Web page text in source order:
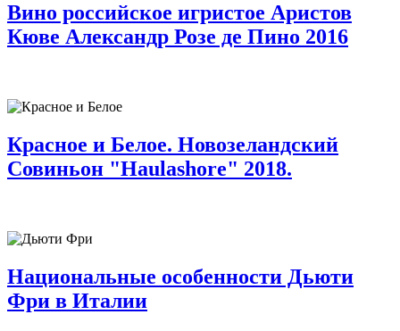
Вино российское игристое Аристов
Кюве Александр Розе де Пино 2016
Красное и Белое. Новозеландский
Совиньон "Haulashore" 2018.
Национальные особенности Дьюти
Фри в Италии